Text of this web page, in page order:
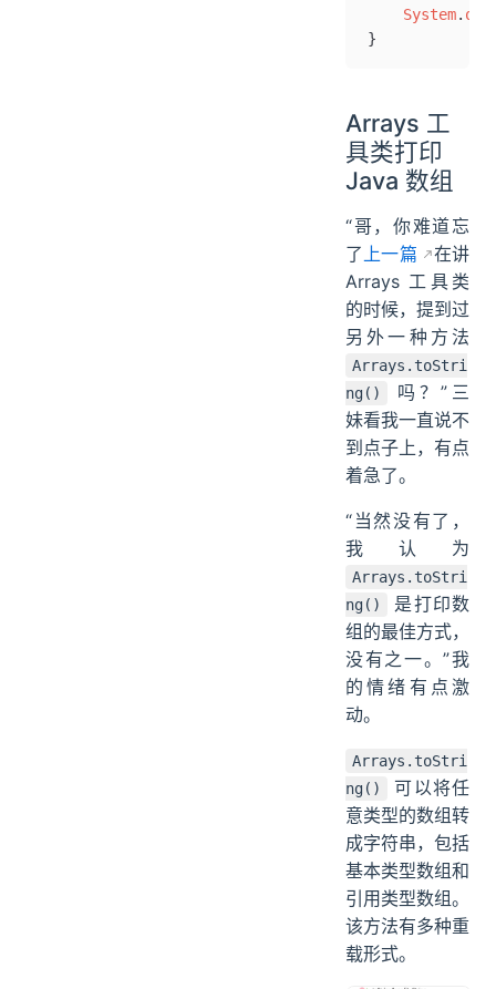
    System
. out
}
Arrays 工
具类打印
Java 数组
“哥，你难道忘
了上一篇
在讲
Arrays 工具类
的时候，提到过
另外一种方法
Arrays.toStri
ng()
吗？”三
妹看我一直说不
到点子上，有点
着急了。
“当然没有了，
我认为
Arrays.toStri
ng()
是打印数
组的最佳方式，
没有之一。”我
的情绪有点激
动。
Arrays.toStri
ng()
可以将任
意类型的数组转
成字符串，包括
基本类型数组和
引用类型数组。
该方法有多种重
载形式。